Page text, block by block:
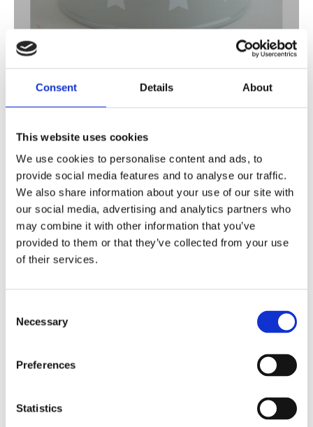
Consent Details About
This website uses cookies
We use cookies to personalise content and ads, to
provide social media features and to analyse our traffic.
We also share information about your use of our site with
our social media, advertising and analytics partners who
may combine it with other information that you’ve
provided to them or that they’ve collected from your use
of their services.
Selection
Necessary
Preferences
Statistics
35,00KR
Lägg till i favoriter
BEVAKA
Slutsåld Artikelnr 1710311143898
Fri frakt över 995kr
Snabba leveranser